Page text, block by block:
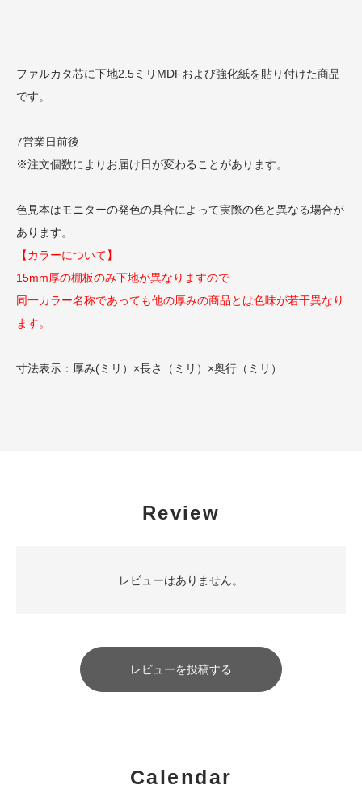
ファルカタ芯に下地2.5ミリMDFおよび強化紙を貼り付けた商品
です。
7営業日前後
※注文個数によりお届け日が変わることがあります。
色見本はモニターの発色の具合によって実際の色と異なる場合が
あります。
【カラーについて】
15mm厚の棚板のみ下地が異なりますので
同一カラー名称であっても他の厚みの商品とは色味が若干異なり
ます。
寸法表示：厚み(ミリ）×長さ（ミリ）×奥行（ミリ）
Review
レビューはありません。
レビューを投稿する
Calendar